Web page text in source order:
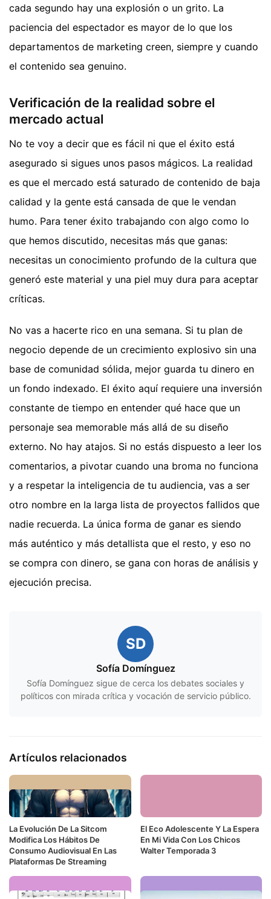
cada segundo hay una explosión o un grito. La
paciencia del espectador es mayor de lo que los
departamentos de marketing creen, siempre y cuando
el contenido sea genuino.
Verificación de la realidad sobre el
mercado actual
No te voy a decir que es fácil ni que el éxito está
asegurado si sigues unos pasos mágicos. La realidad
es que el mercado está saturado de contenido de baja
calidad y la gente está cansada de que le vendan
humo. Para tener éxito trabajando con algo como lo
que hemos discutido, necesitas más que ganas:
necesitas un conocimiento profundo de la cultura que
generó este material y una piel muy dura para aceptar
críticas.
No vas a hacerte rico en una semana. Si tu plan de
negocio depende de un crecimiento explosivo sin una
base de comunidad sólida, mejor guarda tu dinero en
un fondo indexado. El éxito aquí requiere una inversión
constante de tiempo en entender qué hace que un
personaje sea memorable más allá de su diseño
externo. No hay atajos. Si no estás dispuesto a leer los
comentarios, a pivotar cuando una broma no funciona
y a respetar la inteligencia de tu audiencia, vas a ser
otro nombre en la larga lista de proyectos fallidos que
nadie recuerda. La única forma de ganar es siendo
más auténtico y más detallista que el resto, y eso no
se compra con dinero, se gana con horas de análisis y
ejecución precisa.
SD
Sofía Domínguez
Sofía Domínguez sigue de cerca los debates sociales y
políticos con mirada crítica y vocación de servicio público.
Artículos relacionados
La Evolución De La Sitcom
Modifica Los Hábitos De
Consumo Audiovisual En Las
Plataformas De Streaming
El Eco Adolescente Y La Espera
En Mi Vida Con Los Chicos
Walter Temporada 3